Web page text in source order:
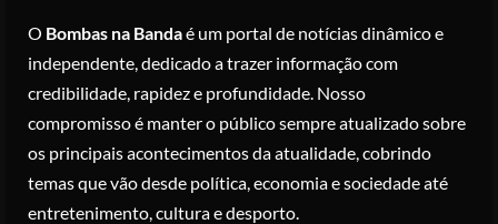
2
registo criminal
Posted on 3 months ago
3
Nike vai despedir 1.400 trabalhadores
para apostar em automação e
simplificar operações
Posted on 3 months ago
O Bombas na Bandaé um portal de notícias dinâmico e
independente, dedicado a trazer informação com
credibilidade, rapidez e profundidade. Nosso
compromisso é manter o público sempre atualizado sobre
os principais acontecimentos da atualidade, cobrindo
temas que vão desde política, economia e sociedade até
entretenimento, cultura e desporto.